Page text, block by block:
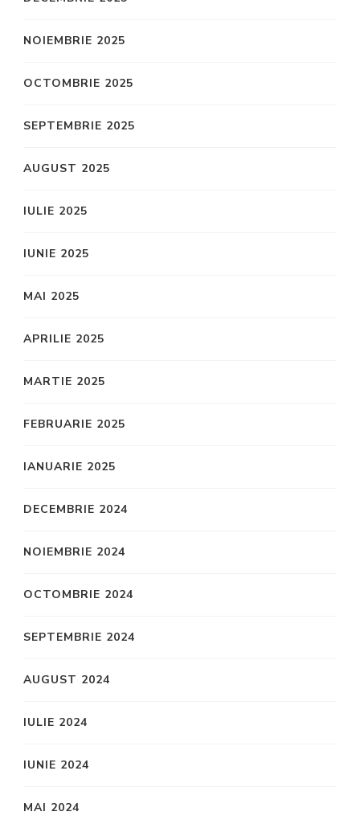
NOIEMBRIE 2025
OCTOMBRIE 2025
SEPTEMBRIE 2025
AUGUST 2025
IULIE 2025
IUNIE 2025
MAI 2025
APRILIE 2025
MARTIE 2025
FEBRUARIE 2025
IANUARIE 2025
DECEMBRIE 2024
NOIEMBRIE 2024
OCTOMBRIE 2024
SEPTEMBRIE 2024
AUGUST 2024
IULIE 2024
IUNIE 2024
MAI 2024